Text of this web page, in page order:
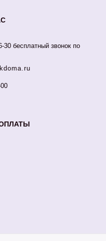
30 бесплатный звонок по